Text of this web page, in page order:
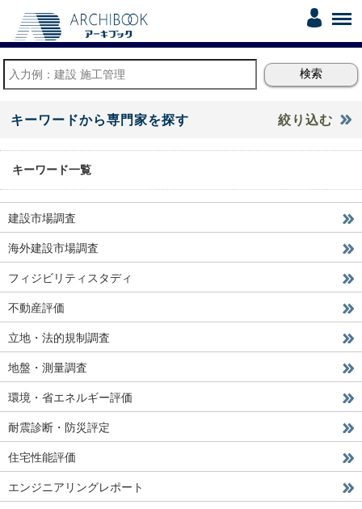
キーワードから専門家を探す 絞り込む
キーワード一覧
建設市場調査
海外建設市場調査
フィジビリティスタディ
不動産評価
立地・法的規制調査
地盤・測量調査
環境・省エネルギー評価
耐震診断・防災評定
住宅性能評価
エンジニアリングレポート